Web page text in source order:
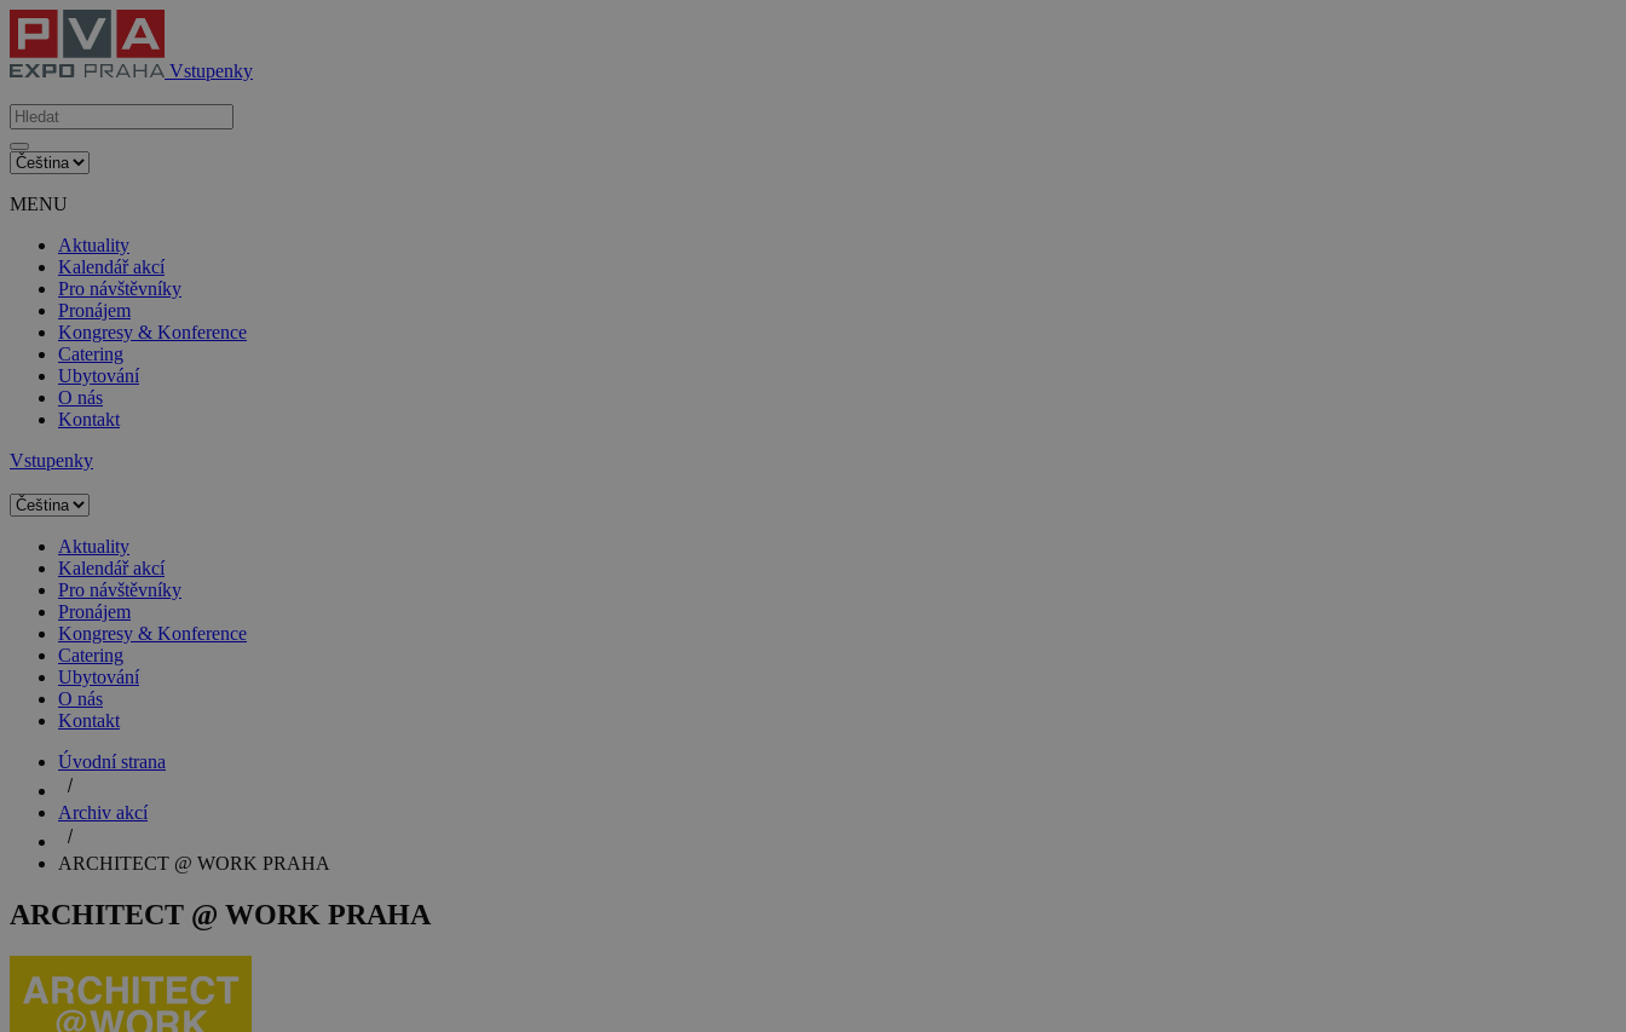
Vstupenky
MENU
Aktuality
Kalendář akcí
Pro návštěvníky
Pronájem
Kongresy & Konference
Catering
Ubytování
O nás
Kontakt
Vstupenky
Aktuality
Kalendář akcí
Pro návštěvníky
Pronájem
Kongresy & Konference
Catering
Ubytování
O nás
Kontakt
Úvodní strana
Archiv akcí
ARCHITECT @ WORK PRAHA
ARCHITECT @ WORK PRAHA